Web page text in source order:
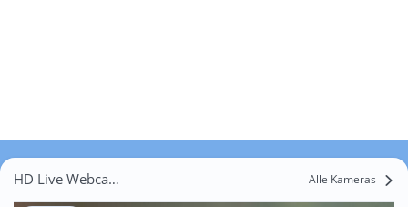
HD Live Webcams Obermur Alle Kameras